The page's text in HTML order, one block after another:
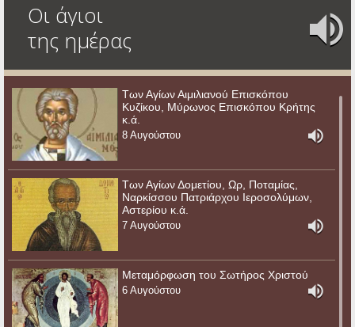
Οι άγιοι
της ημέρας
Των Αγίων Αιμιλιανού Επισκόπου
Κυζίκου, Μύρωνος Επισκόπου Κρήτης
κ.ά.
8 Αυγούστου
Των Αγίων Δομετίου, Ωρ, Ποταμίας,
Ναρκίσσου Πατριάρχου Ιεροσολύμων,
Αστερίου κ.ά.
7 Αυγούστου
Μεταμόρφωση του Σωτήρος Χριστού
6 Αυγούστου